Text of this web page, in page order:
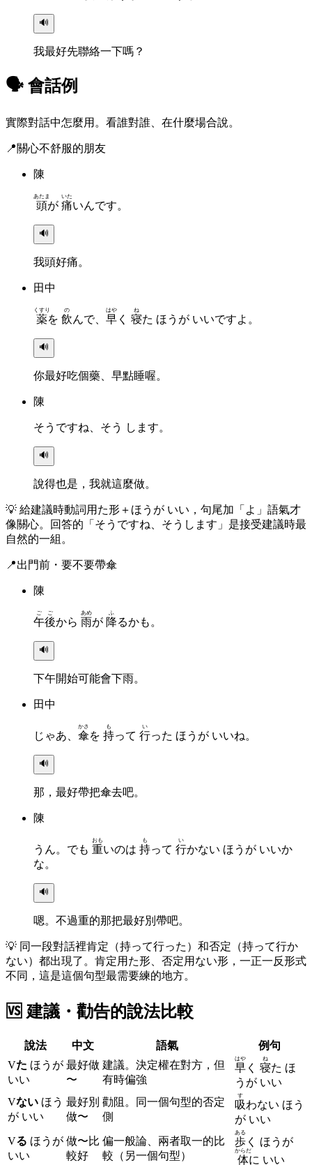
🔊
我最好先聯絡一下嗎？
🗣 會話例
實際對話中怎麼用。看誰對誰、在什麼場合說。
📍關心不舒服的朋友
陳
頭
あたま
が 痛
いた
いんです。
🔊
我頭好痛。
田中
薬
くすり
を 飲
の
んで、 早
はや
く 寝
ね
た ほうが いいですよ。
🔊
你最好吃個藥、早點睡喔。
陳
そうですね、そう します。
🔊
說得也是，我就這麼做。
💡 給建議時動詞用た形＋ほうが いい，句尾加「よ」語氣才
像關心。回答的「そうですね、そうします」是接受建議時最
自然的一組。
📍出門前・要不要帶傘
陳
午後
ごご
から 雨
あめ
が 降
ふ
るかも。
🔊
下午開始可能會下雨。
田中
じゃあ、 傘
かさ
を 持
も
って 行
い
った ほうが いいね。
🔊
那，最好帶把傘去吧。
陳
うん。でも 重
おも
いのは 持
も
って 行
い
かない ほうが いいか
な。
🔊
嗯。不過重的那把最好別帶吧。
💡 同一段對話裡肯定（持って行った）和否定（持って行か
ない）都出現了。肯定用た形、否定用ない形，一正一反形式
不同，這是這個句型最需要練的地方。
🆚 建議・勸告的說法比較
說法 中文 語氣
例句
Vた ほうが
いい
最好做
〜
建議。決定權在對方，但
有時偏強
早
はや
く 寝
ね
た ほ
うが いい
Vない ほう
が いい
最好別
做〜
勸阻。同一個句型的否定
側
吸
す
わない ほう
が いい
Vる ほうが
いい
做〜比
較好
偏一般論、兩者取一的比
較（另一個句型）
歩
ある
く ほうが
体
からだ
に いい